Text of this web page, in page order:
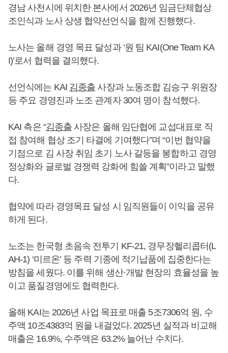
경남 사천시에 위치한 본사에서 2026년 임금단체협상
조인식과 노사 상생 협약선언식을 함께 진행했다.
노사는 올해 경영 목표 달성과 ‘원 팀 KAI(One Team KA
I)’로서 협력을 결의했다.
선언식에는 KAI 김종출 사장과 노동조합 김승구 위원장
등 주요 경영진과 노조 관계자 30여 명이 참석했다.
KAI 측은 “김종출 사장은 올해 임단협에 교섭대표로 직
접 참여해 협상 조기 타결에 기여했다”며 “이번 협약을
기점으로 김 사장 취임 초기 노사 갈등을 봉합하고 경영
정상화와 글로벌 경쟁력 강화에 힘쓸 계획”이라고 말했
다.
협약에 따라 경영목표 달성 시 임직원들이 이익을 공유
하게 된다.
노조는 한국형 초음속 전투기 KF-21, 경무장헬리콥터(L
AH-1) ‘미르온’ 등 주력 기종에 적기납품에 집중한다는
방침을 세웠다. 이를 위해 생산·개발 현장의 효율성을 높
이고 품질경영에도 협력한다.
올해 KAI는 2026년 사업 목표로 매출 5조7306억 원, 수
주액 10조4383억 원을 내걸었다. 2025년 실적과 비교해
매출은 16.9%, 수주액은 63.2% 늘어난 수치다.